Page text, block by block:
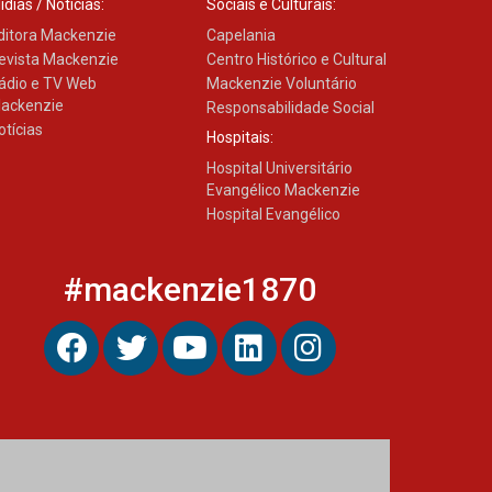
/ Notícias:
Mackenzie
Mackenzie
e TV Web
Sociais e Culturais:
Capelania
Centro Histórico e Cultural
Mackenzie Voluntário
Responsabilidade Social
Hospitais:
Hospital Universitário
Evangélico Mackenzie
Hospital Evangélico
#mackenzie1870